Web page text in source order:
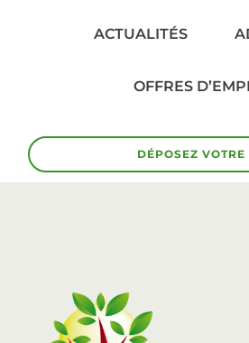
ACTUALITÉS
OFFRES
DÉPOSEZ VOTRE